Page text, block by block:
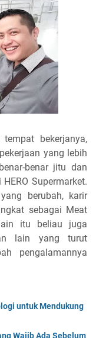
bekerjanya,
yang lebih
benar jitu dan
Supermarket.
berubah, karir
sebagai Meat
itu beliau juga
lain yang turut
pengalamannya
untuk Mendukung
Wajib Ada Sebelum